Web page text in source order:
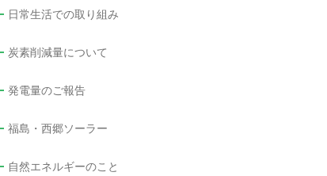
日常生活での取り組み
炭素削減量について
発電量のご報告
福島・西郷ソーラー
自然エネルギーのこと